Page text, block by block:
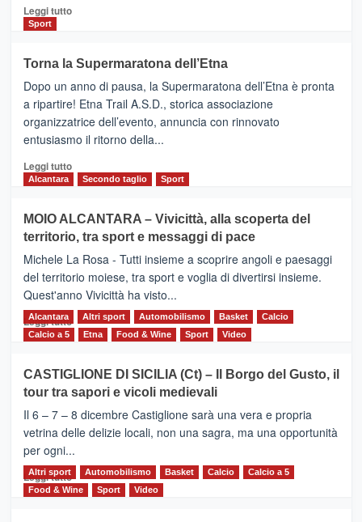
Leggi tuttoLeggi
BROOKS
SuperMaratona
dell’Etna,
presentata
l’edizione
2026
Sport
Torna la Supermaratona dell’Etna
Dopo un anno di pausa, la Supermaratona dell’Etna è pronta
a ripartire! Etna Trail A.S.D., storica associazione
organizzatrice dell’evento, annuncia con rinnovato
entusiasmo il ritorno della...
Leggi tuttoLeggi
Torna
la
Supermaratona
dell’Etna
Alcantara Secondo taglio Sport
MOIO ALCANTARA – Vivicittà, alla scoperta del
territorio, tra sport e messaggi di pace
Michele La Rosa - Tutti insieme a scoprire angoli e paesaggi
del territorio moiese, tra sport e voglia di divertirsi insieme.
Quest'anno Vivicittà ha visto...
Leggi tutto Leggi
MOIO
ALCANTARA
–
Vivicittà,
alla
scoperta
del
territorio,
Alcantara Altri sport Automobilismo Basket
Calcio
Calcio a 5
Etna Food & Wine Sport Video
CASTIGLIONE DI SICILIA (Ct) – Il Borgo del Gusto, il
tour tra sapori e vicoli medievali
Il 6 – 7 – 8 dicembre Castiglione sarà una vera e propria
vetrina delle delizie locali, non una sagra, ma una opportunità
per ogni...
Leggi tuttoLeggi
di
Altri sport Automobilismo Basket Calcio
Calcio a 5
Food & Wine
Sport Video